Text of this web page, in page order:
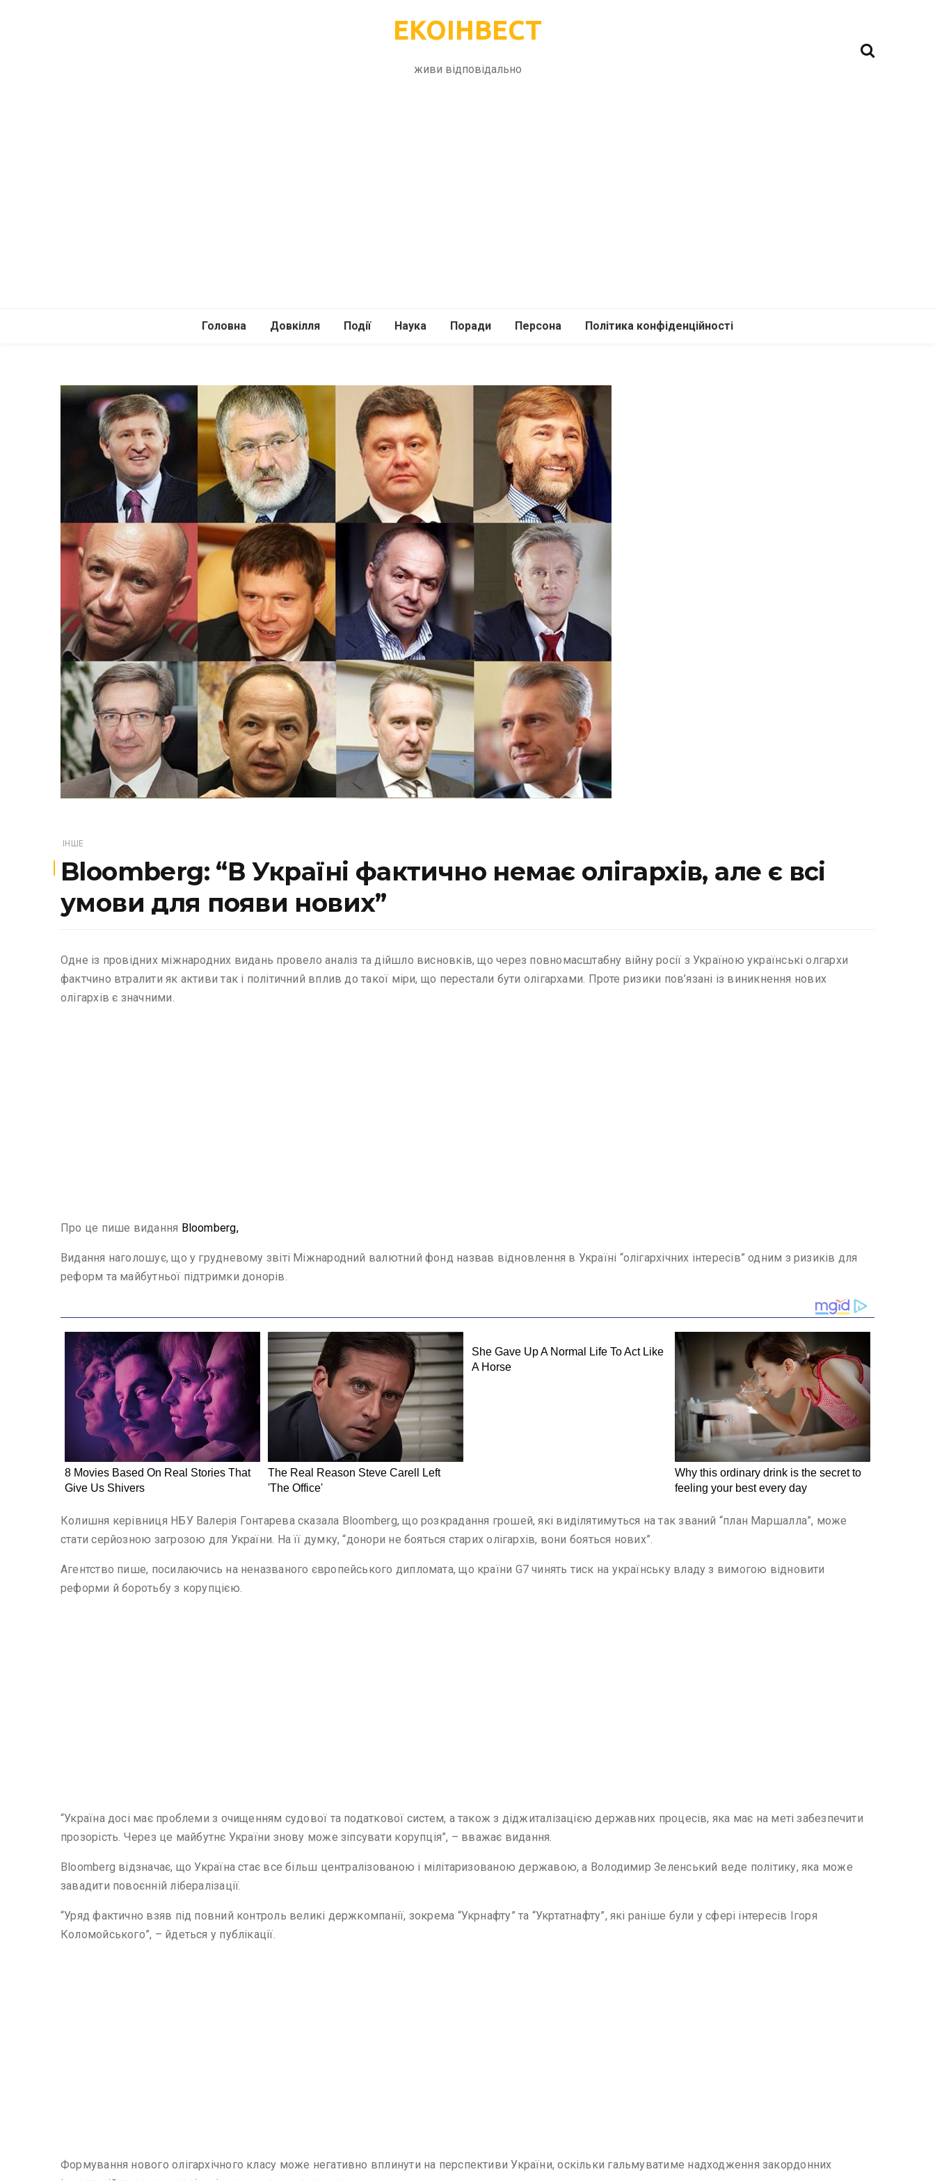
ЕКОІНВЕСТ
живи відповідально
Головна Довкілля
Подорожі
Події
Інше
Наука
Психологія
Технології
Поради
Здоров’я
Сад-Город
Персона Політика конфіденційності
ІНШЕ
Bloomberg: “В Україні фактично немає олігархів, але є всі
умови для появи нових”
Одне із провідних міжнародних видань провело аналіз та дійшло висновків, що через повномасштабну війну росії з Україною українські олгархи
фактчино втралити як активи так і політичний вплив до такої міри, що перестали бути олігархами. Проте ризики пов’язані із виникнення нових
олігархів є значними.
Про це пише видання Bloomberg,
Видання наголошує, що у грудневому звіті Міжнародний валютний фонд назвав відновлення в Україні “олігархічних інтересів” одним з ризиків для
реформ та майбутньої підтримки донорів.
Колишня керівниця НБУ Валерія Гонтарева сказала Bloomberg, що розкрадання грошей, які виділятимуться на так званий “план Маршалла”, може
стати серйозною загрозою для України. На її думку, “донори не бояться старих олігархів, вони бояться нових”.
Агентство пише, посилаючись на неназваного європейського дипломата, що країни G7 чинять тиск на українську владу з вимогою відновити
реформи й боротьбу з корупцією.
“Україна досі має проблеми з очищенням судової та податкової систем, а також з діджиталізацією державних процесів, яка має на меті забезпечити
прозорість. Через це майбутнє України знову може зіпсувати корупція”, – вважає видання.
Bloomberg відзначає, що Україна стає все більш централізованою і мілітаризованою державою, а Володимир Зеленський веде політику, яка може
завадити повоєнній лібералізації.
“Уряд фактично взяв під повний контроль великі держкомпанії, зокрема “Укрнафту” та “Укртатнафту”, які раніше були у сфері інтересів Ігоря
Коломойського”, – йдеться у публікації.
Формування нового олігархічного класу може негативно вплинути на перспективи України, оскільки гальмуватиме надходження закордонних